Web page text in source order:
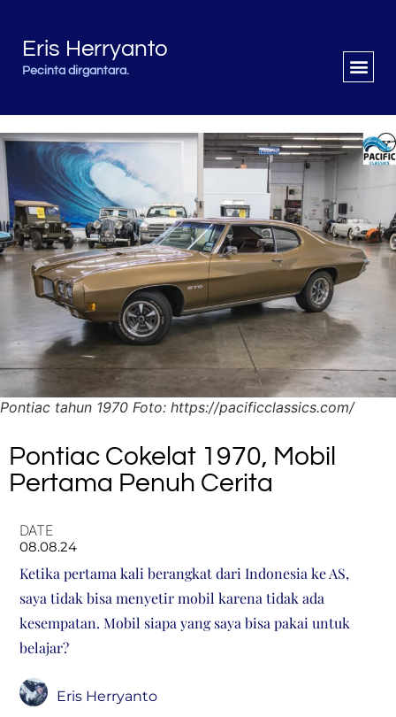
Eris Herryanto
Pecinta dirgantara.
Pontiac tahun 1970 Foto: https://pacificclassics.com/
Pontiac Cokelat 1970, Mobil
Pertama Penuh Cerita
DATE
08.08.24
Ketika pertama kali berangkat dari Indonesia ke AS,
saya tidak bisa menyetir mobil karena tidak ada
kesempatan. Mobil siapa yang saya bisa pakai untuk
belajar?
Eris Herryanto